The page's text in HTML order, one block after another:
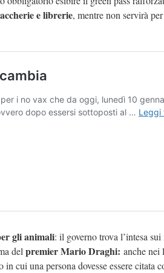
e librerie, mentre non servirà
gli animali: il governo trova l’intesa
delpremier Mario Draghi: anche nei
cui una persona dovesse essere citata